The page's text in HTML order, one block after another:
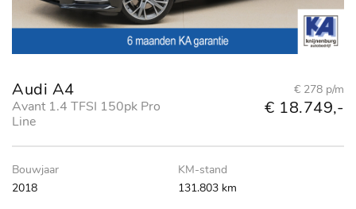
Audi A4
Avant 1.4 TFSI 150pk Pro
Line
€ 278 p/m
€ 18.749,-
Bouwjaar
2018
KM-stand
131.803 km